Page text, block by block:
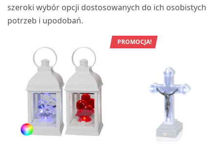
szeroki wybór opcji dostosowanych do ich osobistych
potrzeb i upodobań.
PROMOCJA!